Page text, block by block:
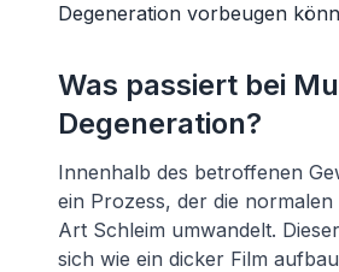
Degeneration vorbeugen
Was passiert bei
Degeneration?
Innenhalb des betroffenen
ein Prozess, der die normalen
Art Schleim umwandelt.
sich wie ein dicker Film